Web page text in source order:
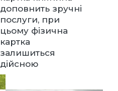
доповнить зручні
послуги, при
цьому фізична
картка
залишиться
дійсною